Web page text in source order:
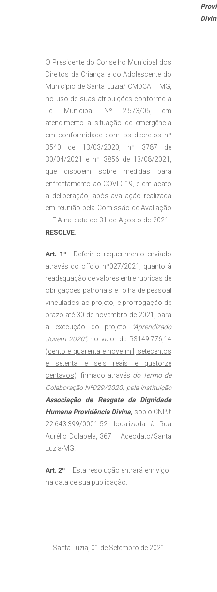
O Presidente do Conselho Municipal dos
Direitos da Criança e do Adolescente do
Município de Santa Luzia/ CMDCA – MG,
no uso de suas atribuições conforme a
Lei Municipal Nº 2.573/05, em
atendimento a situação de emergência
em conformidade com os decretos nº
3540 de 13/03/2020, nº 3787 de
30/04/2021 e nº 3856 de 13/08/2021,
que dispõem sobre medidas para
enfrentamento ao COVID 19, e em acato
a deliberação, após avaliação realizada
em reunião pela Comissão de Avaliação
– FIA na data de 31 de Agosto de 2021.
RESOLVE:
Art. 1º– Deferir o requerimento enviado
através do ofício nº027/2021, quanto à
readequação de valores entre rubricas de
obrigações patronais e folha de pessoal
vinculados ao projeto, e prorrogação de
prazo até 30 de novembro de 2021, para
a execução do projeto “Aprendizado
Jovem 2020”, no valor de R$149.776,14
(cento e quarenta e nove mil, setecentos
e setenta e seis reais e quatorze
centavos),
firmado através do Termo de
Colaboração Nº029/2020, pela instituição
Associação de Resgate da Dignidade
Humana Providência Divina, sob o CNPJ:
22.643.399/0001-52, localizada à Rua
Aurélio Dolabela, 367 – Adeodato/Santa
Luzia-MG.
Art. 2º – Esta resolução entrará em vigor
na data de sua publicação.
Santa Luzia, 01 de Setembro de 2021